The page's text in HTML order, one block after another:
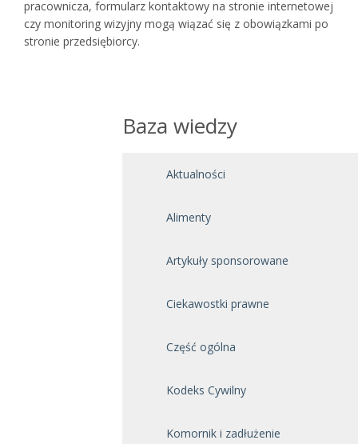
pracownicza, formularz kontaktowy na stronie internetowej
czy monitoring wizyjny mogą wiązać się z obowiązkami po
stronie przedsiębiorcy.
Baza wiedzy
Aktualności
Alimenty
Artykuły sponsorowane
Ciekawostki prawne
Część ogólna
Kodeks Cywilny
Komornik i zadłużenie